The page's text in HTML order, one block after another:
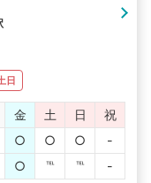
日
金 土 日
祝
○ ○ ○
-
○ ℡ ℡ -